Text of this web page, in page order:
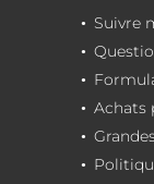
Suivre
Achats